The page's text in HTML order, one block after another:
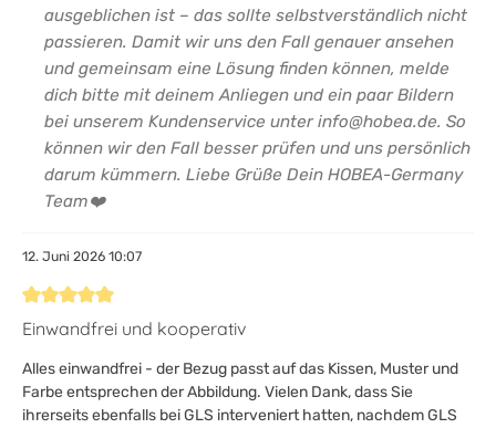
ausgeblichen ist – das sollte selbstverständlich nicht
passieren. Damit wir uns den Fall genauer ansehen
und gemeinsam eine Lösung finden können, melde
dich bitte mit deinem Anliegen und ein paar Bildern
bei unserem Kundenservice unter info@hobea.de. So
können wir den Fall besser prüfen und uns persönlich
darum kümmern. Liebe Grüße Dein HOBEA-Germany
Team❤️
12. Juni 2026 10:07
Bewertung mit 5 von 5 Sternen
Einwandfrei und kooperativ
Alles einwandfrei - der Bezug passt auf das Kissen, Muster und
Farbe entsprechen der Abbildung. Vielen Dank, dass Sie
ihrerseits ebenfalls bei GLS interveniert hatten, nachdem GLS